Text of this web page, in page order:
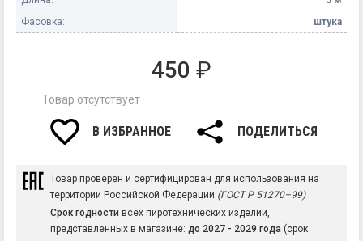
Фасовка:
штука
450 ₽
Товар отсутствует
В ИЗБРАННОЕ ПОДЕЛИТЬСЯ
Товар проверен и сертифицирован для использования на
территории Российской Федерации (ГОСТ Р 51270–99)
Срок годности всех пиротехнических изделий,
представленных в магазине: до 2027 - 2029 года (срок